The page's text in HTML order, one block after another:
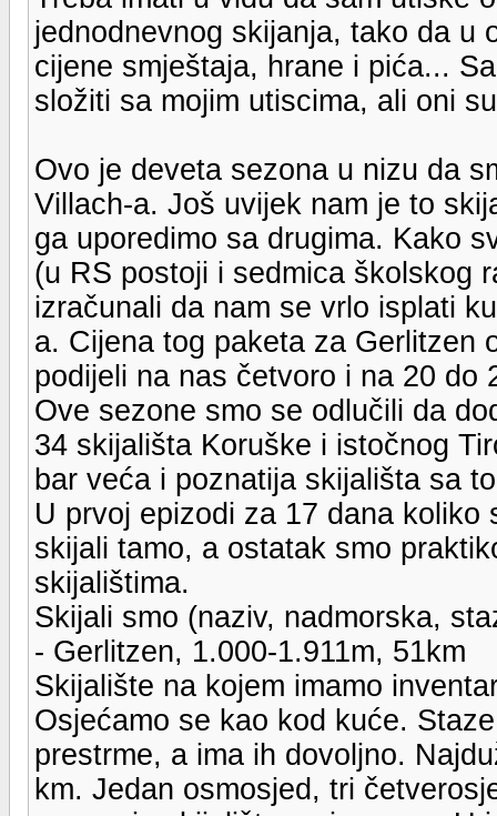
jednodnevnog skijanja, tako da u
cijene smještaja, hrane i pića...
složiti sa mojim utiscima, ali oni
Ovo je deveta sezona u nizu da
Villach-a. Još uvijek nam je to
ga uporedimo sa drugima. Kako
(u RS postoji i sedmica školskog
izračunali da nam se vrlo isplati
a. Cijena tog paketa za Gerlitzen
podijeli na nas četvoro i na 20 do
Ove sezone smo se odlučili da
34 skijališta Koruške i istočnog
bar veća i poznatija skijališta sa
U prvoj epizodi za 17 dana
skijali tamo, a ostatak smo
skijalištima.
Skijali smo (naziv, nadmorska,
- Gerlitzen, 1.000-1.911m, 51km
Skijalište na kojem imamo
Osjećamo se kao kod kuće.
prestrme, a ima ih dovoljno.
km. Jedan osmosjed, tri